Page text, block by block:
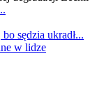
sędzia ukradł...
w lidze